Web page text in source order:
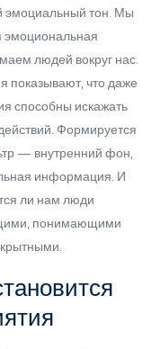
эмоциальный тон. Мы
эмоциональная
людей вокруг нас.
показывают, что даже
способны искажать
Формируется
— внутренний фон,
информация. И
ли нам люди
понимающими